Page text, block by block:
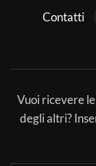
Contatti
Vuoi ricevere
degli altri?